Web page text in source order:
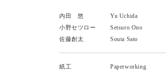
内田 悠
Yu Uchida
小野セツロー
Setsuro Ono
佐藤創太
Souta Sato
紙工 Paperworking